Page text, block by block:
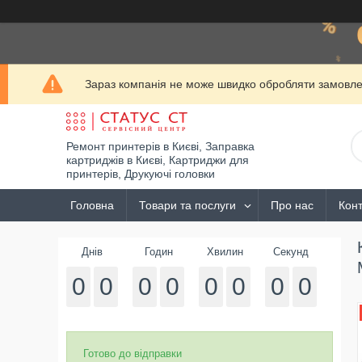
Зараз компанія не може швидко обробляти
Ремонт принтерів в Києві, Заправка
картриджів в Києві, Картриджи для
принтерів, Друкуючі головки
Головна Товари та послуги Про нас
Днів
0 0
Годин
0 0
Хвилин
0 0
Секунд
0 0
Готово до відправки